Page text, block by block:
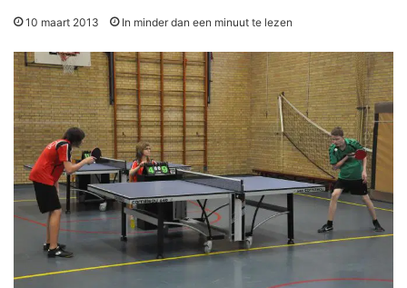
10 maart 2013 In minder dan een minuut te lezen